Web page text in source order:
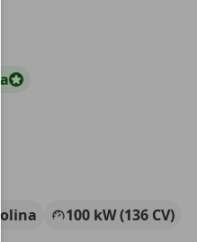
100 kW (136 CV)